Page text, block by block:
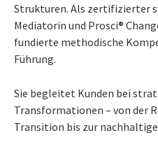
Strukturen. Als zertifizierter
Mediatorin und Prosci®
fundierte methodische
Führung.
Sie begleitet Kunden bei
Transformationen – von der
Transition bis zur